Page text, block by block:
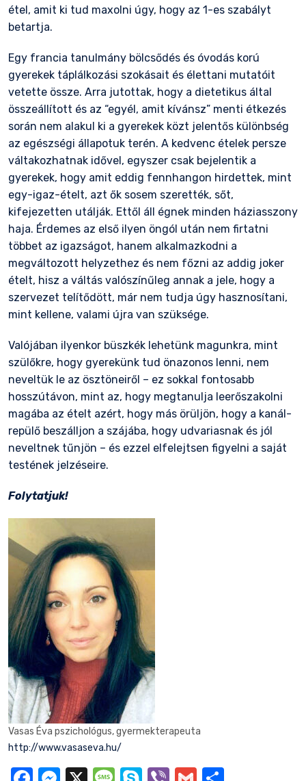
étel, amit ki tud maxolni úgy, hogy az 1-es szabályt
betartja.
Egy francia tanulmány bölcsődés és óvodás korú
gyerekek táplálkozási szokásait és élettani mutatóit
vetette össze. Arra jutottak, hogy a dietetikus által
összeállított és az “egyél, amit kívánsz” menti étkezés
során nem alakul ki a gyerekek közt jelentős különbség
az egészségi állapotuk terén. A kedvenc ételek persze
váltakozhatnak idővel, egyszer csak bejelentik a
gyerekek, hogy amit eddig fennhangon hirdettek, mint
egy-igaz-ételt, azt ők sosem szerették, sőt,
kifejezetten utálják. Ettől áll égnek minden háziasszony
haja. Érdemes az első ilyen öngól után nem firtatni
többet az igazságot, hanem alkalmazkodni a
megváltozott helyzethez és nem főzni az addig joker
ételt, hisz a váltás valószínűleg annak a jele, hogy a
szervezet telítődött, már nem tudja úgy hasznosítani,
mint kellene, valami újra van szüksége.
Valójában ilyenkor büszkék lehetünk magunkra, mint
szülőkre, hogy gyerekünk tud önazonos lenni, nem
neveltük le az ösztöneiről – ez sokkal fontosabb
hosszútávon, mint az, hogy megtanulja leerőszakolni
magába az ételt azért, hogy más örüljön, hogy a kanál-
repülő beszálljon a szájába, hogy udvariasnak és jól
neveltnek tűnjön – és ezzel elfelejtsen figyelni a saját
testének jelzéseire.
Folytatjuk!
Vasas Éva pszichológus, gyermekterapeuta
http://www.vasaseva.hu/